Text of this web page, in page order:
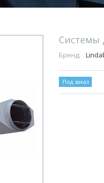
Системы
Бренд:
Под заказ